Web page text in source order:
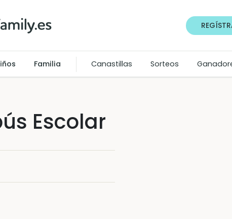
Familia Canastillas Sorteos
Escolar